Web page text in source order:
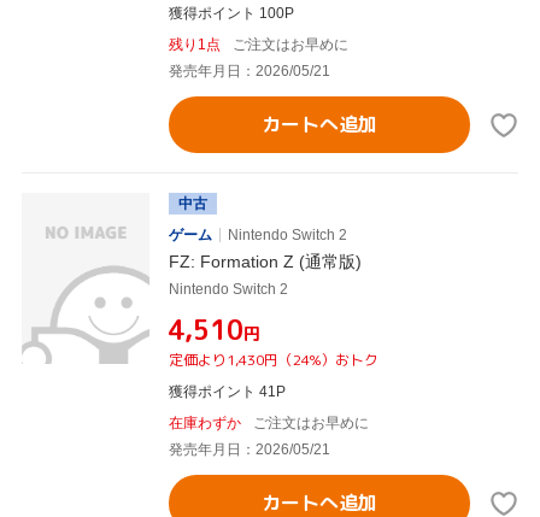
獲得ポイント 100P
残り1点
ご注文はお早めに
発売年月日：2026/05/21
カートへ追加
中古
ゲーム
Nintendo Switch 2
FZ: Formation Z (通常版)
Nintendo Switch 2
¥4,510円
定価より1,430円（24%）おトク
獲得ポイント 41P
在庫わずか
ご注文はお早めに
発売年月日：2026/05/21
カートへ追加